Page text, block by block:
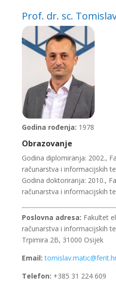
Prof. dr. sc.
Godina rođenja: 1978
Obrazovanje
Godina diplomiranja: 2002.,
računarstva i informacijskih
Godina doktoriranja: 2010.,
računarstva i informacijskih
Poslovna adresa: Fakultet
računarstva i informacijskih
Trpimira 2B, 31000 Osijek
Email:
Telefon: +385 31 224 609